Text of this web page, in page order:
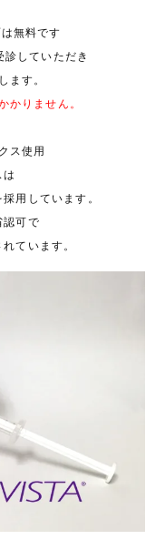
無料です
していただき
ます。
かりません。
ス使用
は
用しています。
認可で
ています。